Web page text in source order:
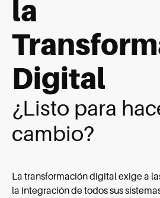
la
Digital
¿Listo para
cambio?
La transformación digital exige a
la integración de todos sus